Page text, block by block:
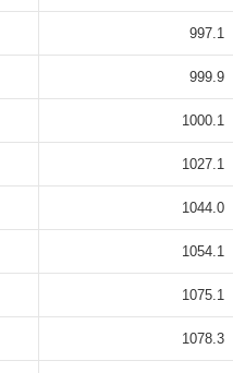
997.1
999.9
1000.1
1027.1
1044.0
1054.1
1075.1
1078.3